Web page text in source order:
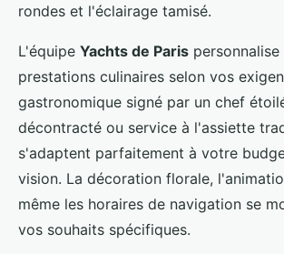
rondes et l'éclairage tamisé.
L'équipe Yachts de Paris
prestations culinaires selon vos
gastronomique signé par un chef
décontracté ou service à l'assiette
s'adaptent parfaitement à votre
vision. La décoration florale,
même les horaires de navigation se
vos souhaits spécifiques.